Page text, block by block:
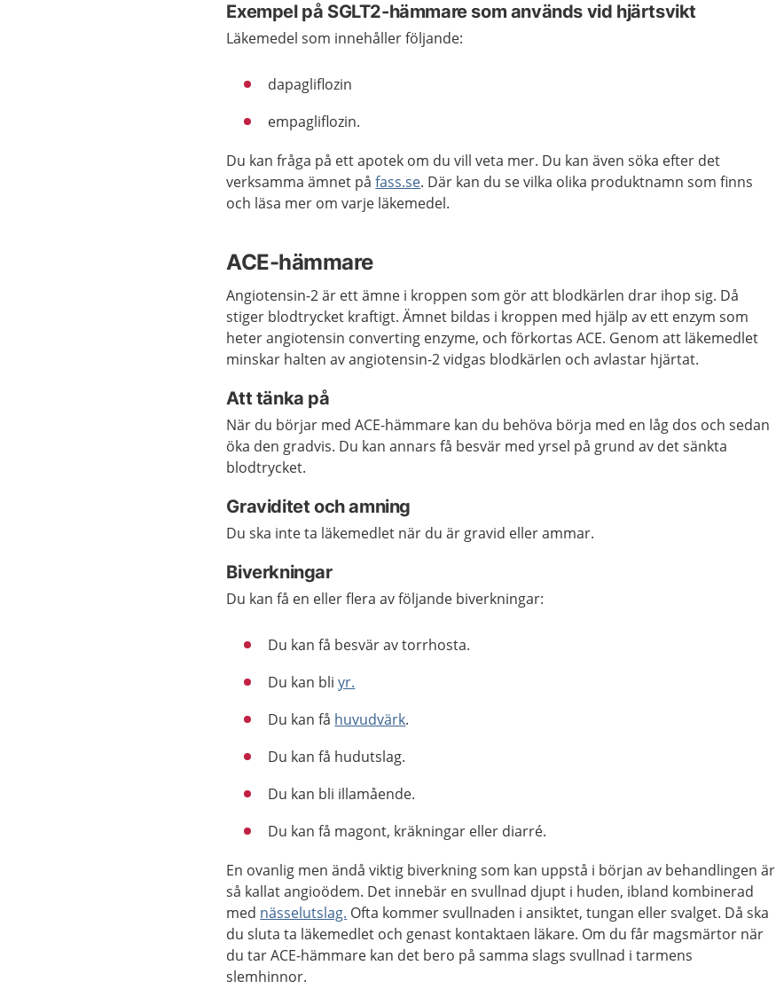
Exempel på SGLT2-hämmare som används vid hjärtsvikt
Läkemedel som innehåller följande:
dapagliflozin
empagliflozin.
Du kan fråga på ett apotek om du vill veta mer. Du kan även söka efter det
verksamma ämnet påfass.se. Där kan du se vilka olika produktnamn som finns
och läsa mer om varje läkemedel.
ACE-hämmare
Angiotensin-2 är ett ämne i kroppen som gör att blodkärlen drar ihop sig. Då
stiger blodtrycket kraftigt. Ämnet bildas i kroppen med hjälp av ett enzym som
heter angiotensin converting enzyme, och förkortas ACE. Genom att läkemedlet
minskar halten av angiotensin-2 vidgas blodkärlen och avlastar hjärtat.
Att tänka på
När du börjar med ACE-hämmare kan du behöva börja med en låg dos och sedan
öka den gradvis. Du kan annars få besvär med yrsel på grund av det sänkta
blodtrycket.
Graviditet och amning
Du ska inte ta läkemedlet när du är gravid eller ammar.
Biverkningar
Du kan få en eller flera av följande biverkningar:
Du kan få besvär av torrhosta.
Du kan bliyr.
Du kan få huvudvärk.
Du kan få hudutslag.
Du kan bli illamående.
Du kan få magont, kräkningar eller diarré.
En ovanlig men ändå viktig biverkning som kan uppstå i början av behandlingen är
så kallat angioödem. Det innebär en svullnad djupt i huden, ibland kombinerad
med nässelutslag. Ofta kommer svullnaden i ansiktet, tungan eller svalget. Då ska
du sluta ta läkemedlet och genast kontaktaen läkare. Om du får magsmärtor när
du tar ACE-hämmare kan det bero på samma slags svullnad i tarmens
slemhinnor.